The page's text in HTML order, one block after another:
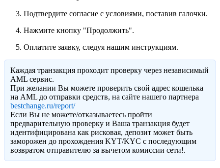
Подтвердите согласие с условиями, поставив галочки.
Нажмите кнопку "Продолжить".
Оплатите заявку, следуя нашим инструкциям.
Каждая транзакция проходит проверку через независимый
AML сервис.
При желании Вы можете проверить свой адрес кошелька
на AML до отправки средств, на сайте нашего партнера
bestchange.ru/report/
Eсли Вы не можете/отказываетесь пройти
предварительную проверку и Ваша транзакция будет
идентифицирована как рисковая, депозит может быть
заморожен до прохождения KYT/KYC с последующим
возвратом отправителю за вычетом комиссии сети!.